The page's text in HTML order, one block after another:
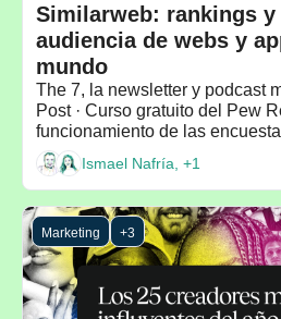
Similarweb: rankings y
audiencia de webs y
mundo
The 7, la newsletter y podcast
Post · Curso gratuito del Pew
funcionamiento de las
Ismael Nafría, +1
Marketing +3